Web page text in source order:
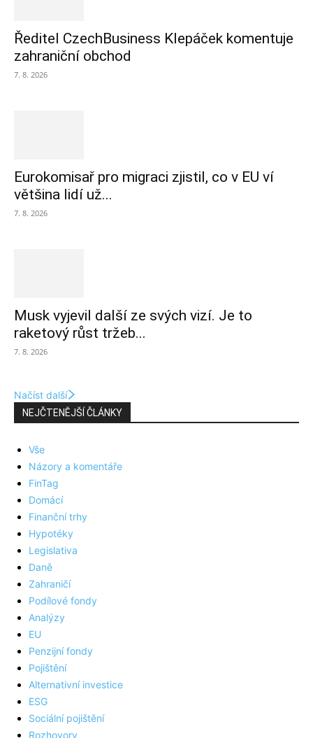
Ředitel CzechBusiness Klepáček komentuje
zahraniční obchod
7. 8. 2026
Eurokomisař pro migraci zjistil, co v EU ví
většina lidí už...
7. 8. 2026
Musk vyjevil další ze svých vizí. Je to
raketový růst tržeb...
7. 8. 2026
Načíst další
NEJČTENĚJŠÍ ČLÁNKY
Vše
Názory a komentáře
FinTag
Domácí
Finanční trhy
Hypotéky
Legislativa
Daně
Zahraničí
Podílové fondy
Analýzy
EU
Penzijní fondy
Pojištění
Alternativní investice
ESG
Sociální pojištění
Rozhovory